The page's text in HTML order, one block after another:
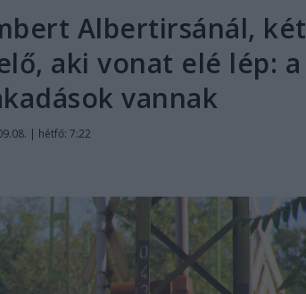
Albertirsánál, két
aki vonat elé lép: a
vannak
| hétfő: 7:22